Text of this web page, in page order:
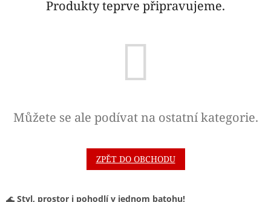
Produkty teprve připravujeme.
Můžete se ale podívat na ostatní kategorie.
ZPĚT DO OBCHODU
🌊 Styl, prostor i pohodlí v jednom batohu!